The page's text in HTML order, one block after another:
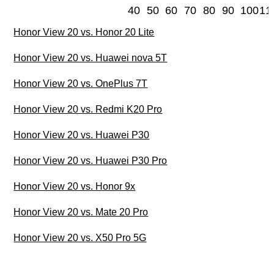
40 50 60 70 80 90 100
Honor View 20 vs. Honor 20 Lite
Honor View 20 vs. Huawei nova 5T
Honor View 20 vs. OnePlus 7T
Honor View 20 vs. Redmi K20 Pro
Honor View 20 vs. Huawei P30
Honor View 20 vs. Huawei P30 Pro
Honor View 20 vs. Honor 9x
Honor View 20 vs. Mate 20 Pro
Honor View 20 vs. X50 Pro 5G